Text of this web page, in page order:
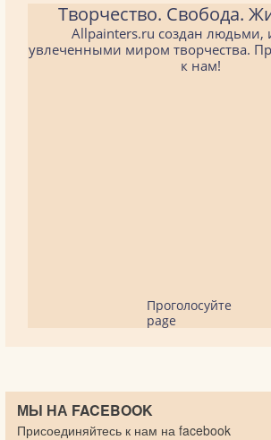
Творчество. Свобода.
Allpainters.ru создан людьми,
увлеченными миром творчества.
к нам!
Проголосуйте
page
МЫ НА FACEBOOK
Присоединяйтесь к нам на facebook